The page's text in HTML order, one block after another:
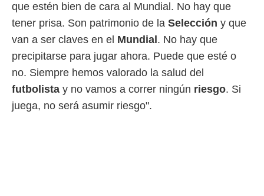
u
datos
momento
en
en
que estén bien de cara al Mundial. No hay que
tener prisa. Son patrimonio de la Selección y que
van a ser claves en el Mundial . No hay que
precipitarse para jugar ahora. Puede que esté o
no. Siempre hemos valorado la salud del
futbolista y no vamos a correr ningún riesgo. Si
juega, no será asumir riesgo".